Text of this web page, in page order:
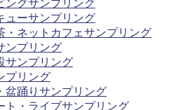
ングサンプリング
ューサンプリング
・ネットカフェサンプリング
ンプリング
サンプリング
プリング
盆踊りサンプリング
ト・ライブサンプリング